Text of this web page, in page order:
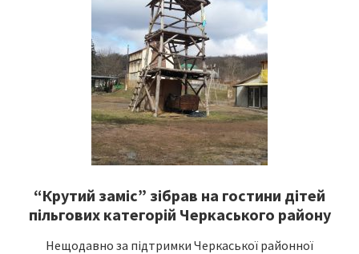
“Крутий заміс” зібрав на гостини дітей
пільгових категорій Черкаського району
Нещодавно за підтримки Черкаської районної